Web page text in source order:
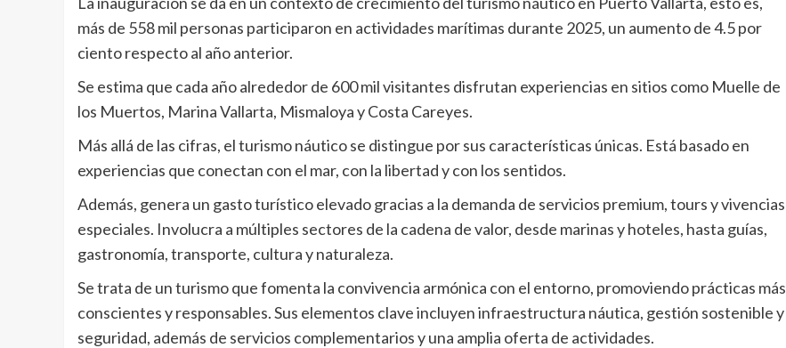
más de 558 mil personas participaron en actividades marítimas durante 2025, un aumento de 4.5 por
ciento respecto al año anterior.
Se estima que cada año alrededor de 600 mil visitantes disfrutan experiencias en sitios como Muelle de
los Muertos, Marina Vallarta, Mismaloya y Costa Careyes.
Más allá de las cifras, el turismo náutico se distingue por sus características únicas. Está basado en
experiencias que conectan con el mar, con la libertad y con los sentidos.
Además, genera un gasto turístico elevado gracias a la demanda de servicios premium, tours y vivencias
especiales. Involucra a múltiples sectores de la cadena de valor, desde marinas y hoteles, hasta guías,
gastronomía, transporte, cultura y naturaleza.
Se trata de un turismo que fomenta la convivencia armónica con el entorno, promoviendo prácticas más
conscientes y responsables. Sus elementos clave incluyen infraestructura náutica, gestión sostenible y
seguridad, además de servicios complementarios y una amplia oferta de actividades.